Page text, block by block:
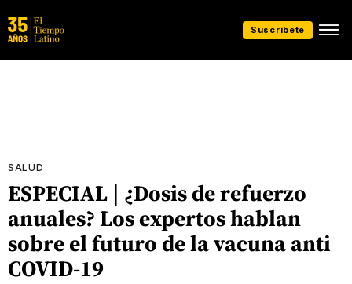
Suscríbete
SALUD
ESPECIAL | ¿Dosis de refuerzo
anuales? Los expertos hablan
sobre el futuro de la vacuna anti
COVID-19